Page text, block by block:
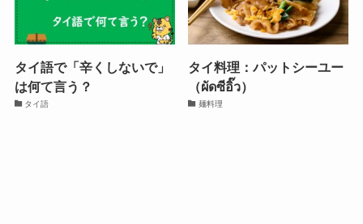
タイ語で「辛くしないで」
は何て言う？
タイ語
タイ料理：パットシーユー
（ผัดซีอิ๊ว）
麺料理